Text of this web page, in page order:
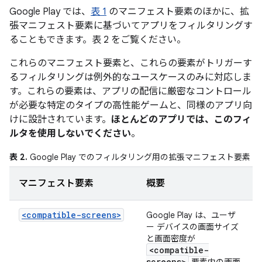
Google Play では、 表 1 のマニフェスト要素のほかに、拡
張マニフェスト要素に基づいてアプリをフィルタリングす
ることもできます。表 2 をご覧ください。
これらのマニフェスト要素と、これらの要素がトリガーす
るフィルタリングは例外的なユースケースのみに対応しま
す。これらの要素は、アプリの配信に厳密なコントロール
が必要な特定のタイプの高性能ゲームと、同様のアプリ向
けに設計されています。 ほとんどのアプリでは、このフィ
ルタを使用しないでください。
表 2. Google Play でのフィルタリング用の拡張マニフェスト要素
マニフェスト要素 概要
<compatible-screens>
Google Play は、ユーザ
ー デバイスの画面サイズ
と画面密度が
<compatible-